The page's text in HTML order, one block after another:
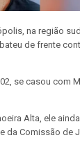
na região
de frente
se casou com
Alta, ele
Comissão de